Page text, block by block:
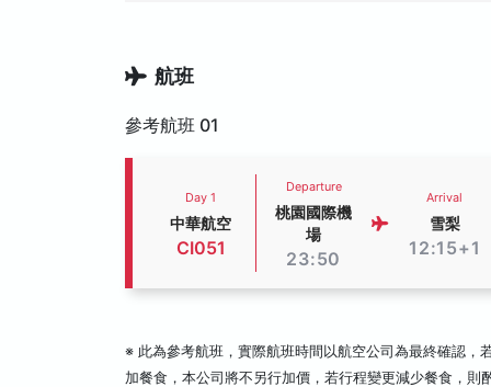
航班
參考航班 01
Day 1
中華航空
CI051
Departure
桃園國際機
場
23:50
Arrival
雪梨
12:15+1
※ 此為參考航班，實際航班時間以航空公司為最終確認，
加餐食，本公司將不另行加價，若行程變更減少餐食，則